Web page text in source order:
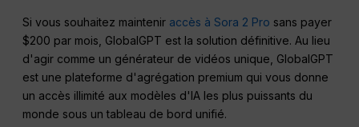
Si vous souhaitez maintenir accès à Sora 2 Pro sans payer
$200 par mois, GlobalGPT est la solution définitive. Au lieu
d'agir comme un générateur de vidéos unique, GlobalGPT
est une plateforme d'agrégation premium qui vous donne
un accès illimité aux modèles d'IA les plus puissants du
monde sous un tableau de bord unifié.